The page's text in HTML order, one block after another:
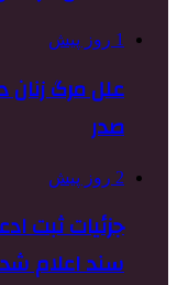
1 روز پیش
علل مرگ زنان
صدر
2 روز پیش
سند اعلام شد